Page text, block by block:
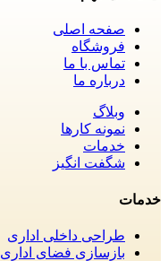
صفحه اصلی
فروشگاه
تماس با ما
درباره ما
وبلاگ
نمونه کارها
خدمات
شگفت انگیز
خدمات
طراحی داخلی اداری
بازسازی فضای اداری